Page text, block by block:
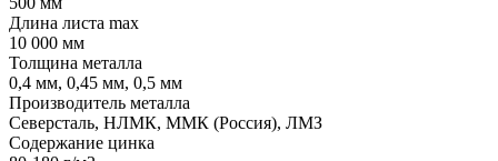
Длина листа max
10 000 мм
Толщина металла
0,4 мм, 0,45 мм, 0,5 мм
Производитель металла
Северсталь, НЛМК, ММК (Россия), ЛМЗ
Содержание цинка